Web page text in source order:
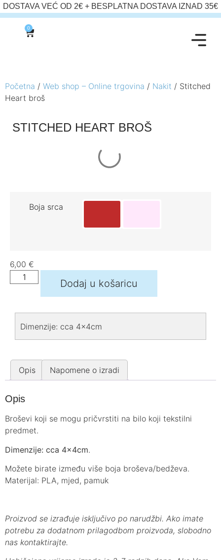
DOSTAVA VEĆ OD 2€ + BESPLATNA DOSTAVA IZNAD 35€
0
Početna / Web shop – Online trgovina / Nakit / Stitched
Heart broš
STITCHED HEART BROŠ
Boja srca
6,00 €
Dodaj u košaricu
Dimenzije: cca 4x4cm
Opis Napomene o izradi
Opis
Broševi koji se mogu pričvrstiti na bilo koji tekstilni
predmet.
Dimenzije: cca 4x4cm.
Možete birate između više boja broševa/bedževa.
Materijal: PLA, mjed, pamuk
Proizvod se izrađuje isključivo po narudžbi. Ako imate
potrebu za dodatnom prilagodbom proizvoda, slobodno
nas kontaktirajte.